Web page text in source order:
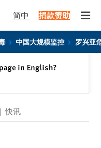
简中 捐款赞助
中国大规模监控 罗兴亚
in English?
| 快讯